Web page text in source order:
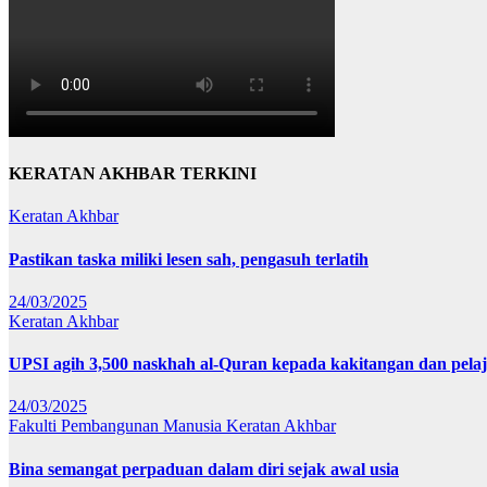
KERATAN AKHBAR TERKINI
Keratan Akhbar
Pastikan taska miliki lesen sah, pengasuh terlatih
24/03/2025
Keratan Akhbar
UPSI agih 3,500 naskhah al-Quran kepada kakitangan dan
24/03/2025
Fakulti Pembangunan Manusia Keratan Akhbar
Bina semangat perpaduan dalam diri sejak awal usia